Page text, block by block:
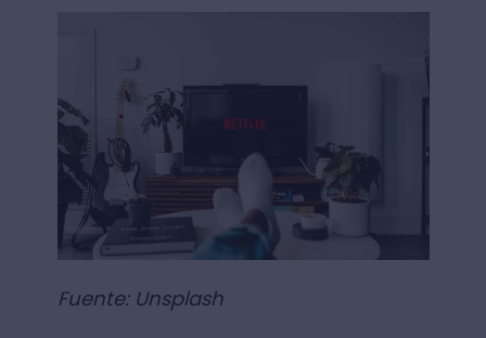
Fuente: Unsplash